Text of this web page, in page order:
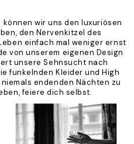
wir uns den luxuriösen
den Nervenkitzel des
einfach mal weniger ernst
von unserem eigenen Design
unsere Sehnsucht nach
funkelnden Kleider und High
endenden Nächten zu
feiere dich selbst.